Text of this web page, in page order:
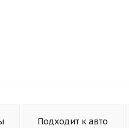
Подходит к авто